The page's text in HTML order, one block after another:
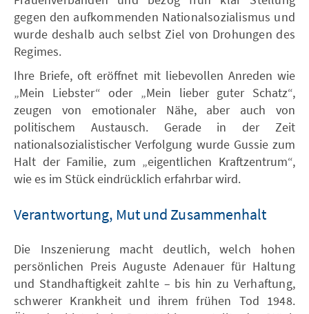
gegen den aufkommenden Nationalsozialismus und
wurde deshalb auch selbst Ziel von Drohungen des
Regimes.
Ihre Briefe, oft eröffnet mit liebevollen Anreden wie
„Mein Liebster“ oder „Mein lieber guter Schatz“,
zeugen von emotionaler Nähe, aber auch von
politischem Austausch. Gerade in der Zeit
nationalsozialistischer Verfolgung wurde Gussie zum
Halt der Familie, zum „eigentlichen Kraftzentrum“,
wie es im Stück eindrücklich erfahrbar wird.
Verantwortung, Mut und Zusammenhalt
Die Inszenierung macht deutlich, welch hohen
persönlichen Preis Auguste Adenauer für Haltung
und Standhaftigkeit zahlte – bis hin zu Verhaftung,
schwerer Krankheit und ihrem frühen Tod 1948.